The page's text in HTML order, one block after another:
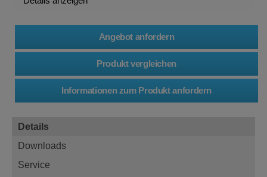
Details
Downloads
Service